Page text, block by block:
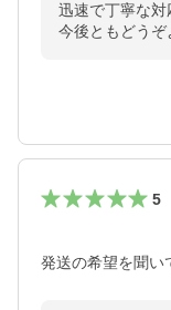
迅速で丁寧な対
今後ともどうぞ
5
発送の希望を聞い